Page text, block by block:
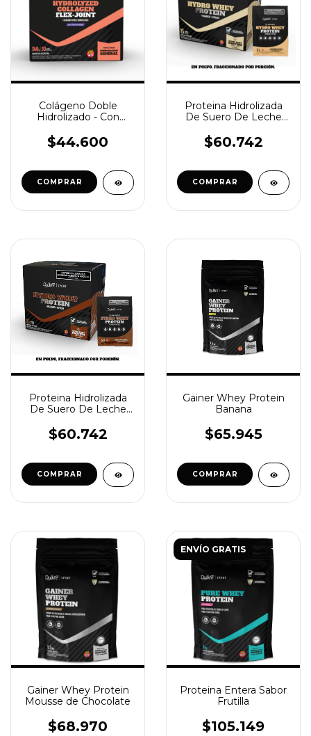
Colágeno Doble
Hidrolizado - Con
$44.600
Proteina Hidrolizada
De Suero De Leche
Vainilla
$60.742
Proteina Hidrolizada
De Suero De Leche
Chocolate
$60.742
Gainer Whey Protein
Banana
$65.945
Gainer Whey Protein
Mousse de Chocolate
$68.970
ENVÍO GRATIS
Proteina Entera Sabor
Frutilla
$105.149